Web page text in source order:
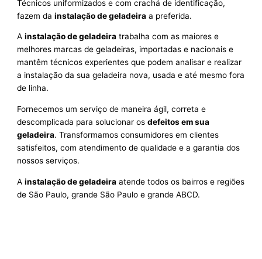
Técnicos uniformizados e com crachá de identificação,
fazem dainstalação de geladeira a preferida.
Ainstalação de geladeira trabalha com as maiores e
melhores marcas de geladeiras, importadas e nacionais e
mantêm técnicos experientes que podem analisar e realizar
a instalação da sua geladeira nova, usada e até mesmo fora
de linha.
Fornecemos um serviço de maneira ágil, correta e
descomplicada para solucionar osdefeitos em sua
geladeira. Transformamos consumidores em clientes
satisfeitos, com atendimento de qualidade e a garantia dos
nossos serviços.
Ainstalação de geladeira atende todos os bairros e regiões
de São Paulo, grande São Paulo e grande ABCD.